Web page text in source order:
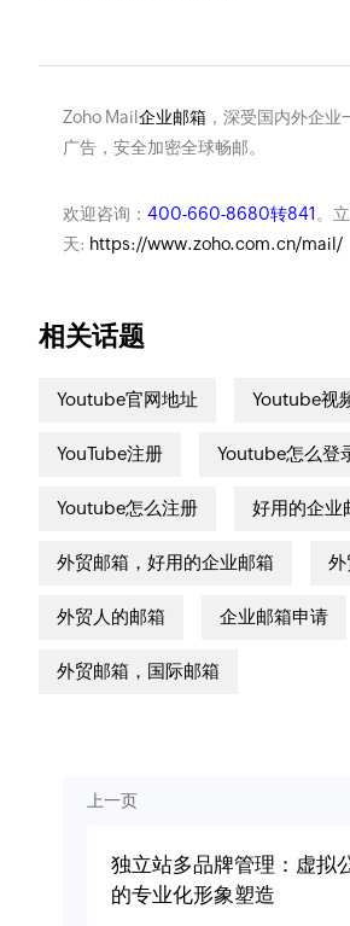
Zoho Mail企业邮箱，深受国内外企业
广告，安全加密全球畅邮。
欢迎咨询： 400-660-8680转841 。
天: https://www.zoho.com.cn/mail/
相关话题
Youtube官网地址 Youtube视
YouTube注册 Youtube怎么登
Youtube怎么注册 好用的企业
外贸邮箱，好用的企业邮箱
外贸人的邮箱 企业邮箱申请
外贸邮箱，国际邮箱
上一页
独立站多品牌管理：虚拟
的专业化形象塑造